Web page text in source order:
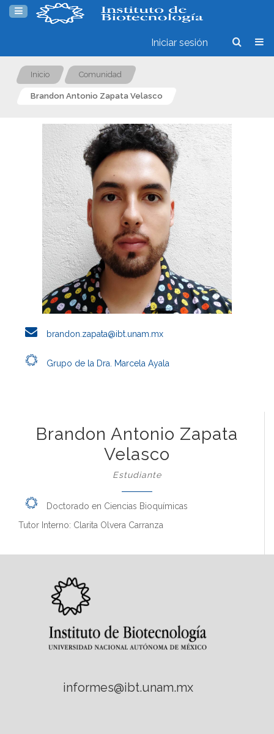
Iniciar sesión
Inicio Comunidad
Brandon Antonio Zapata Velasco
brandon.zapata@ibt.unam.mx
Grupo de la Dra. Marcela Ayala
Brandon Antonio Zapata
Velasco
Estudiante
Doctorado en Ciencias Bioquímicas
Tutor Interno: Clarita Olvera Carranza
informes@ibt.unam.mx